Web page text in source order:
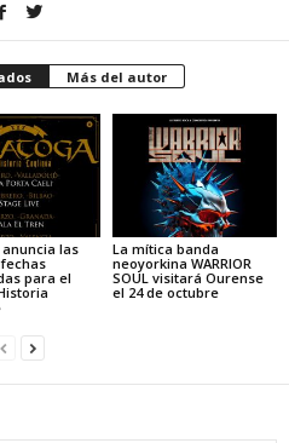
Más del autor
las
para el
La mítica banda
neoyorkina WARRIOR
SOUL visitará Ourense
el 24 de octubre